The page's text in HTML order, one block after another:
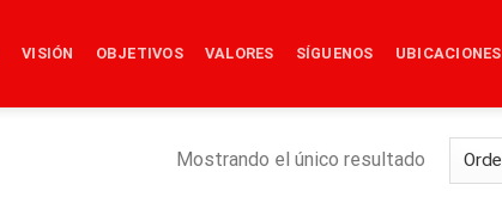
VISIÓN OBJETIVOS VALORES SÍGUENOS UBICACIONES
Mostrando el único resultado